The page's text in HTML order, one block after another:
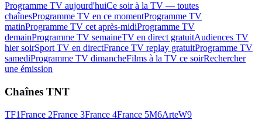
Programme TV aujourd'huiCe soir à la TV — toutes
chaînesProgramme TV en ce momentProgramme TV
matinProgramme TV cet après-midiProgramme TV
demainProgramme TV semaineTV en direct gratuitAudiences TV
hier soirSport TV en directFrance TV replay gratuitProgramme TV
samediProgramme TV dimancheFilms à la TV ce soirRechercher
une émission
Chaînes TNT
TF1France 2France 3France 4France 5M6ArteW9